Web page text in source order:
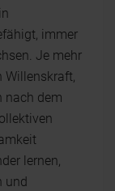
immer
Je mehr
Willenskraft,
nach dem
lernen,
und